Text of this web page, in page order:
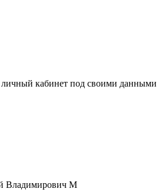
кабинет под своими данными
Владимирович М